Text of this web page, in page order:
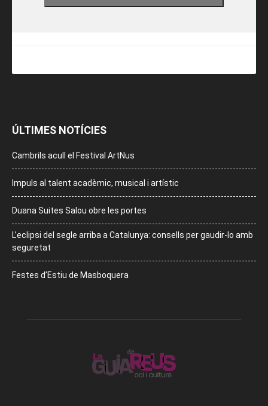
ÚLTIMES NOTÍCIES
Cambrils acull el Festival ArtNus
Impuls al talent acadèmic, musical i artístic
Duana Suites Salou obre les portes
L’eclipsi del segle arriba a Catalunya: consells per gaudir-lo amb
seguretat
Festes d’Estiu de Masboquera